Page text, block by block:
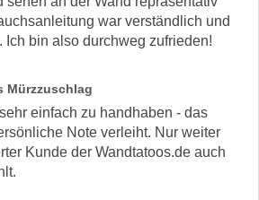
war verständlich und
Ich bin also durchweg zufrieden!
Mürzzuschlag
einfach zu handhaben - das
Note verleiht. Nur weiter
Kunde der Wandtatoos.de auch